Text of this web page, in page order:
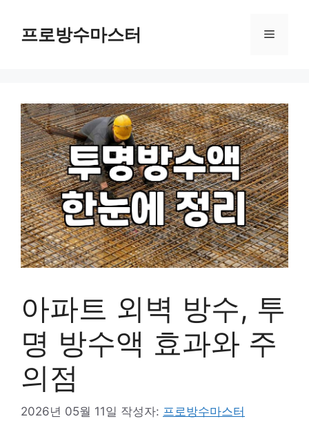
프로방수마스터 메
아파트 외벽 방수, 투
명 방수액 효과와 주
의점
2026년 05월 11일 작성자: 프로방수마스터